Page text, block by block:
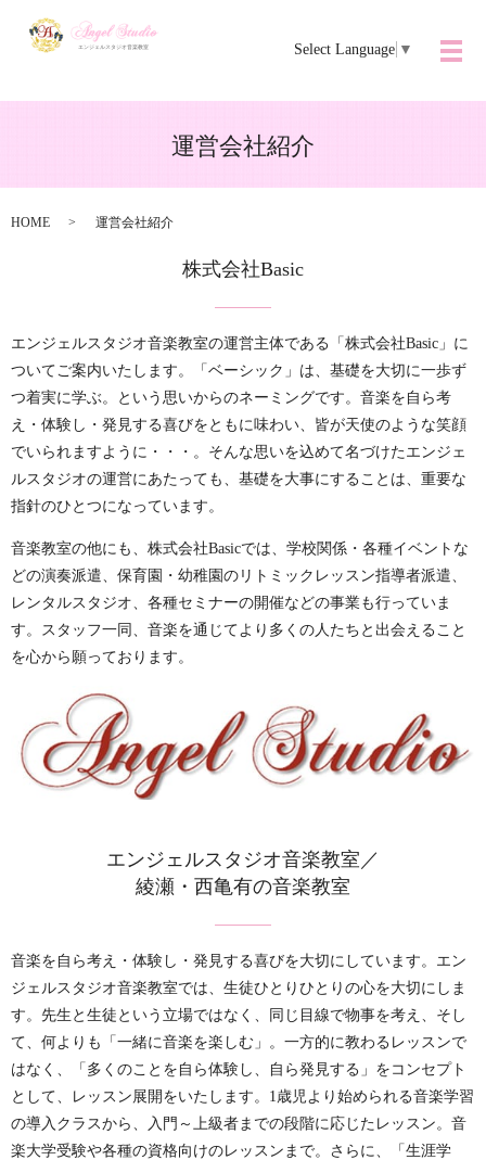
Select Language ▼
メ
運営会社紹介
HOME 運営会社紹介
株式会社Basic
エンジェルスタジオ音楽教室の運営主体である「株式会社Basic」に
ついてご案内いたします。
「ベーシック」は、基礎を大切に一歩ず
つ着実に学ぶ。
という思いからのネーミングです。 音楽を自ら考
え・体験し・発見する喜びをともに味わい、皆が天使のような笑顔
でいられますように・・・。 そんな思いを込めて名づけたエンジェ
ルスタジオの運営にあたっても、基礎を大事にすることは、重要な
指針のひとつになっています。
音楽教室の他にも、株式会社Basicでは、学校関係・各種イベントな
どの演奏派遣、保育園・幼稚園のリトミックレッスン指導者派遣、
レンタルスタジオ、各種セミナーの開催などの事業も行っていま
す。 スタッフ一同、音楽を通じてより多くの人たちと出会えること
を心から願っております。
エンジェルスタジオ音楽教室／
綾瀬・西亀有の音楽教室
音楽を自ら考え・体験し・発見する喜びを大切にしています。 エン
ジェルスタジオ音楽教室では、生徒ひとりひとりの心を大切にしま
す。 先生と生徒という立場ではなく、同じ目線で物事を考え、そし
て、何よりも「一緒に音楽を楽しむ」。 一方的に教わるレッスンで
はなく、「多くのことを自ら体験し、自ら発見する」をコンセプト
として、レッスン展開をいたします。 1歳児より始められる音楽学習
の導入クラスから、入門～上級者までの段階に応じたレッスン。 音
楽大学受験や各種の資格向けのレッスンまで。 さらに、「生涯学